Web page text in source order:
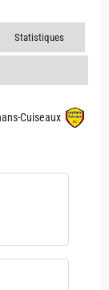
Statistiques
Cuiseaux